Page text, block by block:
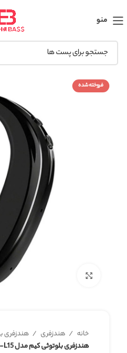
منو
فروخته شده
برای بزرگنمایی کلیک کنید
خانه هندزفری
هندزفری
هندزفری بلوتوثی کیم مدل KM-L15